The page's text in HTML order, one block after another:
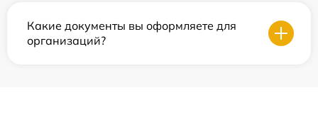
Какие документы вы оформляете для
организаций?